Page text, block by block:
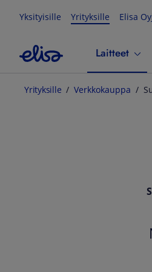
Yksityisille Yrityksille Elisa
Laitteet
Yrityksille Verkkokauppa